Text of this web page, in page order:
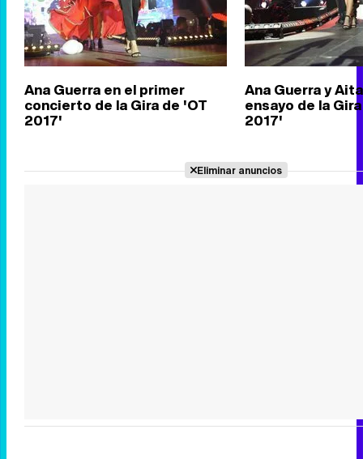
Ana Guerra en el primer
concierto de la Gira de 'OT
2017'
Ana Guerra y
ensayo de la
2017'
Eliminar anuncios